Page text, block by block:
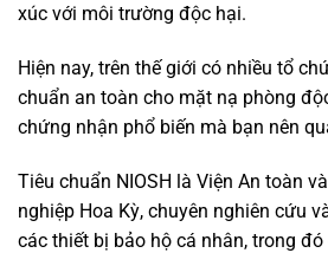
xúc với môi trường độc hại.
Hiện nay, trên thế giới có nhiều tổ
chuẩn an toàn cho mặt nạ phòng
chứng nhận phổ biến mà bạn nên
Tiêu chuẩn NIOSH là Viện An toàn
nghiệp Hoa Kỳ, chuyên nghiên cứu
các thiết bị bảo hộ cá nhân, trong